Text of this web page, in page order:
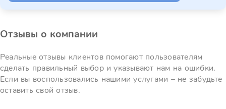
Отзывы о компании
Реальные отзывы клиентов помогают пользователям
сделать правильный выбор и указывают нам на ошибки.
Если вы воспользовались нашими услугами – не забудьте
оставить свой отзыв.